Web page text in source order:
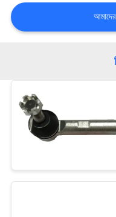
সাইট
PRIVACY
POLICY